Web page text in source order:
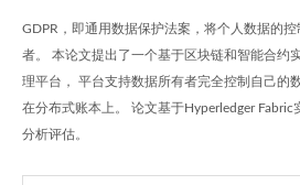
GDPR，即通用数据保护法案，将个人数据的
者。 本论文提出了一个基于区块链和智能合约
理平台， 平台支持数据所有者完全控制自己的
在分布式账本上。 论文基于Hyperledger Fabric
分析评估。